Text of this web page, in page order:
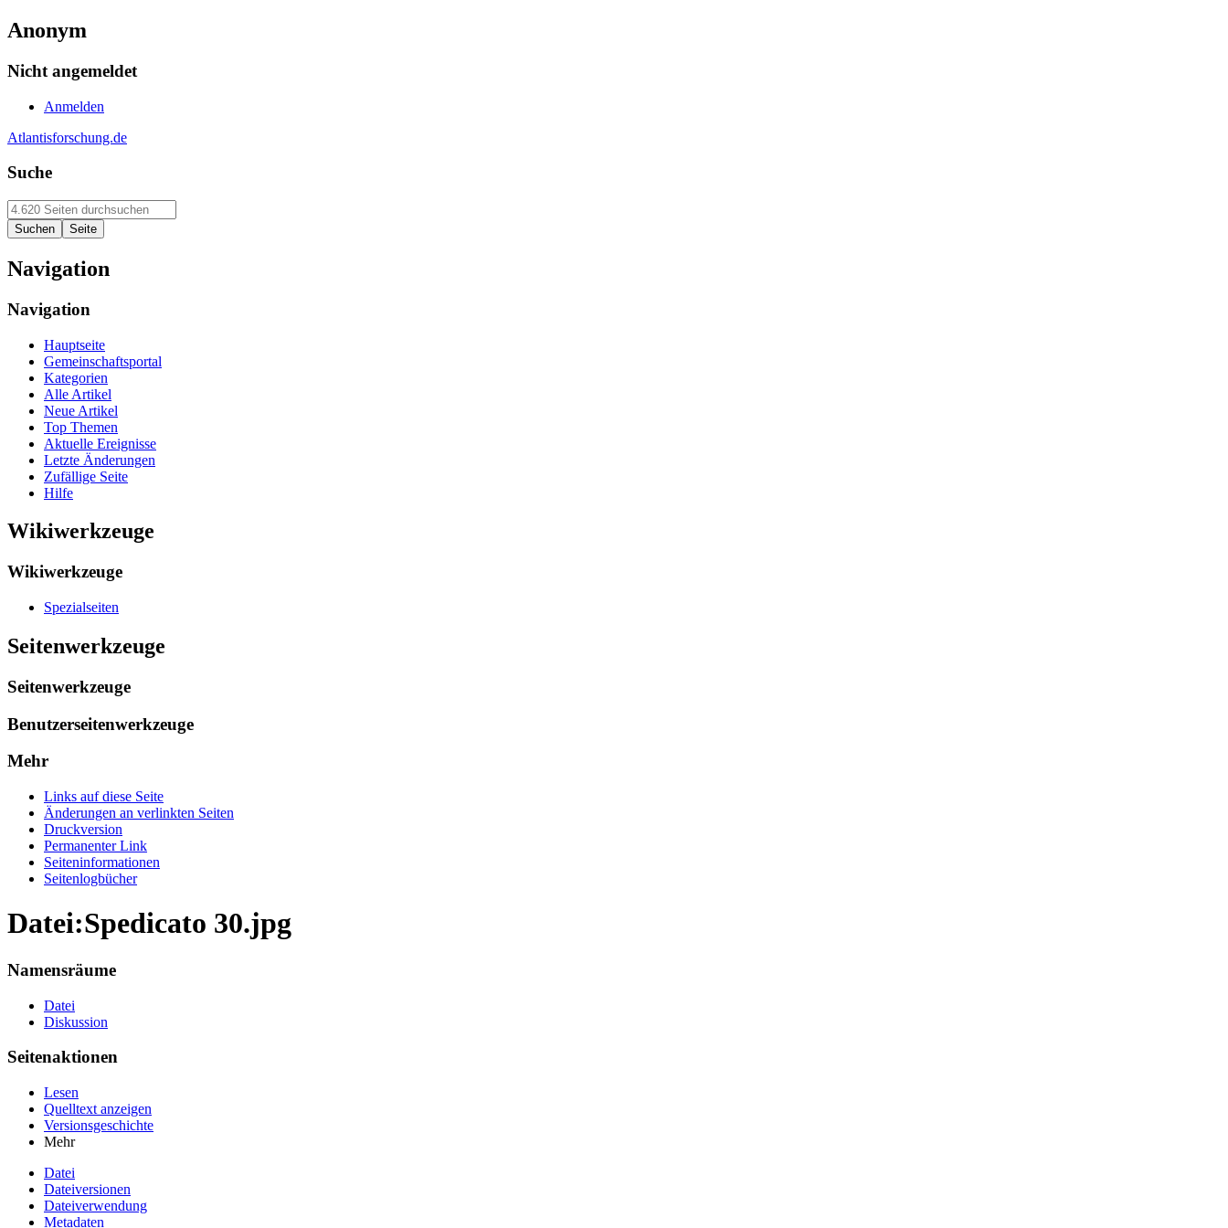
Anonym
Nicht angemeldet
Anmelden
Atlantisforschung.de
Suche
Navigation
Navigation
Hauptseite
Gemeinschaftsportal
Kategorien
Alle Artikel
Neue Artikel
Top Themen
Aktuelle Ereignisse
Letzte Änderungen
Zufällige Seite
Hilfe
Wikiwerkzeuge
Wikiwerkzeuge
Spezialseiten
Seitenwerkzeuge
Seitenwerkzeuge
Benutzerseitenwerkzeuge
Mehr
Links auf diese Seite
Änderungen an verlinkten Seiten
Druckversion
Permanenter Link
Seiten­informationen
Seitenlogbücher
Datei:Spedicato 30.jpg
Namensräume
Datei
Diskussion
Seitenaktionen
Lesen
Quelltext anzeigen
Versionsgeschichte
Mehr
Datei
Dateiversionen
Dateiverwendung
Metadaten